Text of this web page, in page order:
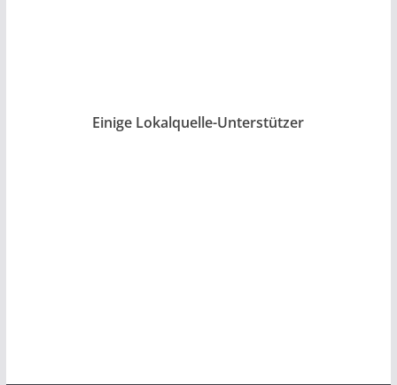
Einige Lokalquelle-Unterstützer